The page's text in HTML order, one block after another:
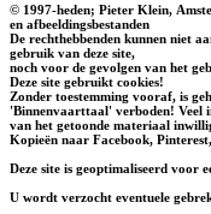
© 1997-heden; Pieter Klein,
en afbeeldingsbestanden
De rechthebbenden kunnen niet
gebruik van deze site,
noch voor de gevolgen van het
Deze site gebruikt cookies!
Zonder toestemming vooraf, is
'Binnenvaarttaal' verboden! Veel
van het getoonde materiaal
Kopieën naar Facebook,
Deze site is geoptimaliseerd voor
U wordt verzocht eventuele